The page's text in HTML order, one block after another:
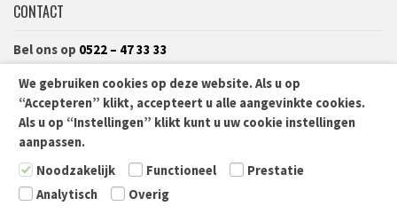
CONTACT
Bel ons op 0522 – 47 33 33
Kvk: 04060031
© App B.V 2026 Contact
We gebruiken cookies op deze website. Als u op
“Accepteren” klikt, accepteert u alle aangevinkte cookies.
Als u op “Instellingen” klikt kunt u uw cookie instellingen
aanpassen.
Noodzakelijk
Functioneel
Prestatie
Analytisch
Overig